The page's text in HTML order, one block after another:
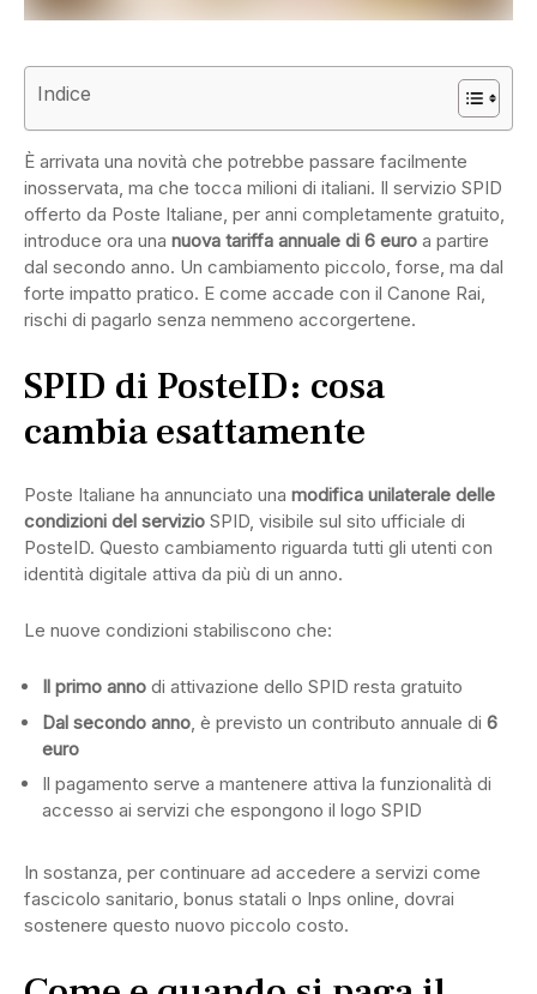
Indice
È arrivata una novità che potrebbe passare facilmente
inosservata, ma che tocca milioni di italiani. Il servizio SPID
offerto da Poste Italiane, per anni completamente gratuito,
introduce ora una nuova tariffa annuale di 6 euro a partire
dal secondo anno. Un cambiamento piccolo, forse, ma dal
forte impatto pratico. E come accade con il Canone Rai,
rischi di pagarlo senza nemmeno accorgertene.
SPID di PosteID: cosa
cambia esattamente
Poste Italiane ha annunciato una modifica unilaterale delle
condizioni del servizio SPID, visibile sul sito ufficiale di
PosteID. Questo cambiamento riguarda tutti gli utenti con
identità digitale attiva da più di un anno.
Le nuove condizioni stabiliscono che:
Il primo anno di attivazione dello SPID resta gratuito
Dal secondo anno , è previsto un contributo annuale di 6
euro
Il pagamento serve a mantenere attiva la funzionalità di
accesso ai servizi che espongono il logo SPID
In sostanza, per continuare ad accedere a servizi come
fascicolo sanitario, bonus statali o Inps online, dovrai
sostenere questo nuovo piccolo costo.